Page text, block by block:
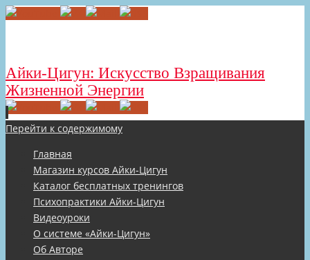
Айки-Цигун: Искусство Взращивания
Жизненной Энергии
Перейти к содержимому
Главная
Магазин курсов Айки-Цигун
Каталог бесплатных тренингов
Психопрактики Айки-Цигун
Видеоуроки
О системе «Айки-Цигун»
Об Авторе